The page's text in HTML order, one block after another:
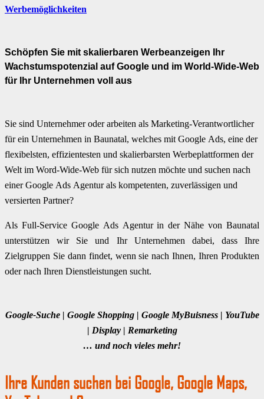
Werbemöglichkeiten
Schöpfen Sie mit skalierbaren Werbeanzeigen Ihr
Wachstumspotenzial auf Google und im World-Wide-Web
für Ihr Unternehmen voll aus
Sie sind Unternehmer oder arbeiten als Marketing-Verantwortlicher
für ein Unternehmen in Baunatal, welches mit Google Ads, eine der
flexibelsten, effizientesten und skalierbarsten Werbeplattformen der
Welt im Word-Wide-Web für sich nutzen möchte und suchen nach
einer Google Ads Agentur als kompetenten, zuverlässigen und
versierten Partner?
Als Full-Service Google Ads Agentur in der Nähe von Baunatal
unterstützen wir Sie und Ihr Unternehmen dabei, dass Ihre
Zielgruppen Sie dann findet, wenn sie nach Ihnen, Ihren Produkten
oder nach Ihren Dienstleistungen sucht.
Google-Suche | Google Shopping | Google MyBuisness | YouTube
| Display | Remarketing
… und noch vieles mehr!
Ihre Kunden suchen bei Google, Google Maps,